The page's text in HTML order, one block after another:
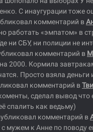
С инаугурации тоже
комментарий в
работать «эмпатом» в
ни СБУ, ни полиции не
комментарий в
2000. Кормила
Просто взяла деньги
комментарий в
сделал вывод что
спалить как ведьму)
комментарий в
мужем к Анне по поводу